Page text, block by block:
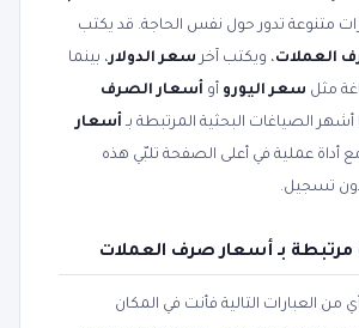
متنوعة تدور حول نفس الحاجة. قد يكتب
العملات، ويكتب آخر سعر الدولار، بينما
مثل سعر اليورو أو أسعار الصرف
الصياغات البحثية المرتبطة بـ أسعار
أداة عملية في أعلى الصفحة تلبّي هذه
تسجيل.
بـ أسعار صرف العملات
من العبارات التالية فأنت في المكان